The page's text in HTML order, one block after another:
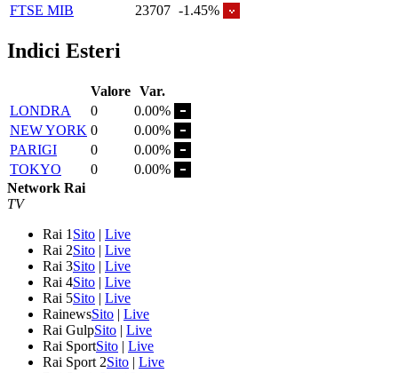
FTSE MIB
23707 -1.45%
Indici Esteri
Valore Var.
LONDRA
0
0.00%
NEW YORK 0
0.00%
PARIGI
0
0.00%
TOKYO
0
0.00%
Network Rai
TV
Rai 1 Sito | Live
Rai 2Sito | Live
Rai 3Sito | Live
Rai 4Sito | Live
Rai 5Sito | Live
RainewsSito | Live
Rai GulpSito | Live
Rai SportSito | Live
Rai Sport 2Sito | Live